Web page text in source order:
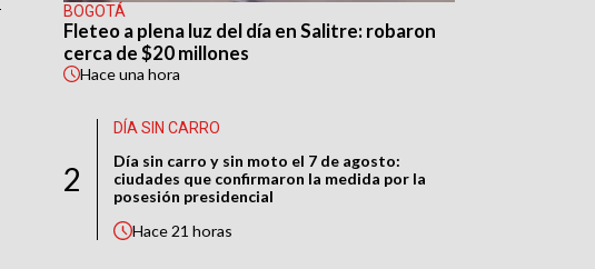
BOGOTÁ
Fleteo a plena luz del día en Salitre: robaron
cerca de $20 millones
Haceuna hora
2
DÍA SIN CARRO
Día sin carro y sin moto el 7 de agosto:
ciudades que confirmaron la medida por la
posesión presidencial
Hace21 horas